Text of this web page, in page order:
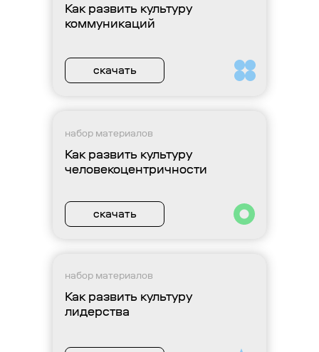
Как развить культуру
лидерства
набор материалов
Как развить культуру
коммуникаций
скачать
Как развить культуру
человекоцентричности
набор материалов
скачать